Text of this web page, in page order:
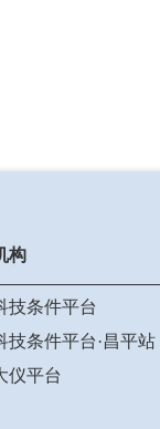
构
技条件平台
技条件平台·昌平站
仪平台